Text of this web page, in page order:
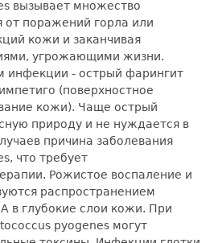
вызывает множество
от поражений горла или
кожи и заканчивая
угрожающими жизни.
инфекции - острый фарингит
(поверхностное
кожи). Чаще острый
природу и не нуждается в
причина заболевания
что требует
Рожистое воспаление и
распространением
в глубокие слои кожи. При
pyogenes могут